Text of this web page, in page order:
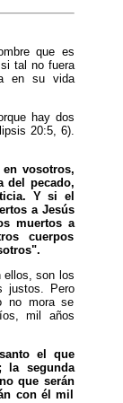
que es
tal no fuera
en su vida
hay dos
20:5, 6).
en vosotros,
del pecado,
Y si el
a Jesús
muertos a
cuerpos
ellos, son los
justos. Pero
no mora se
mil años
el que
la segunda
que serán
con él mil